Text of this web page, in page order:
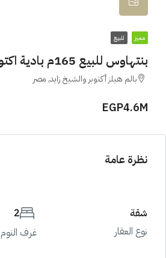
مميز للبيع
بنتهاوس للبيع 165م بادية اكتوبر
بالم هيلز أكتوبر والشيخ زايد, مصر
EGP4.6M
نظرة عامة
شقة
نوع العقار
2
غرف النوم